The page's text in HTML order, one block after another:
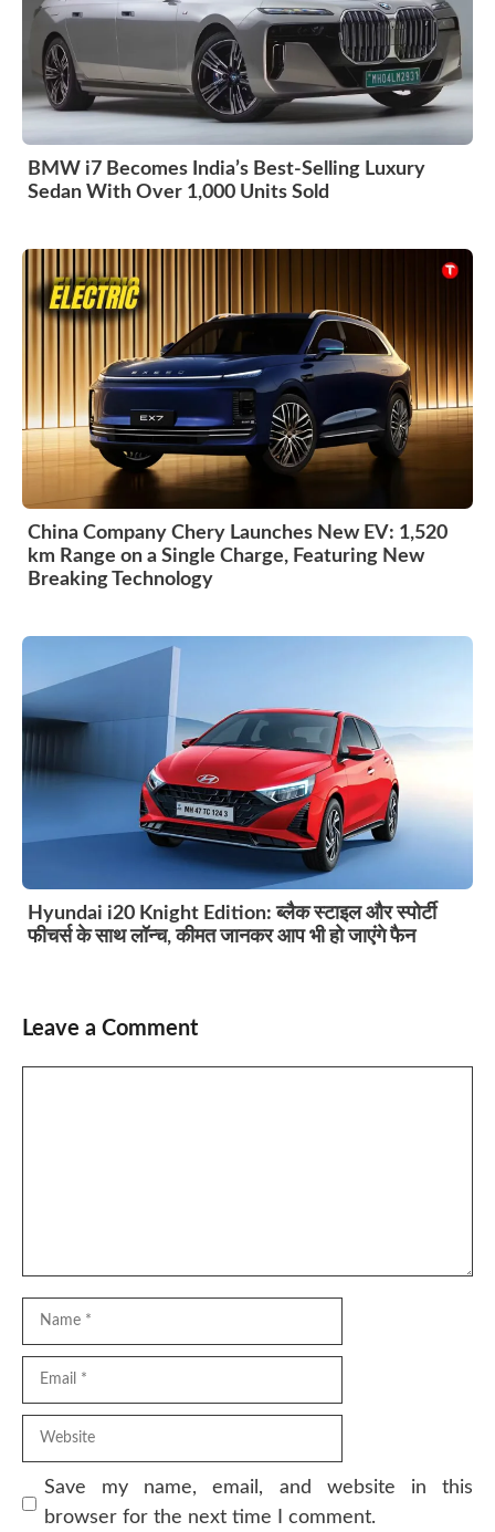
BMW i7 Becomes India’s Best-Selling Luxury
Sedan With Over 1,000 Units Sold
China Company Chery Launches New EV: 1,520
km Range on a Single Charge, Featuring New
Breaking Technology
Hyundai i20 Knight Edition: ब्लैक स्टाइल और स्पोर्टी
फीचर्स के साथ लॉन्च, कीमत जानकर आप भी हो जाएंगे फैन
Leave a Comment
Save my name, email, and website in this
browser for the next time I comment.